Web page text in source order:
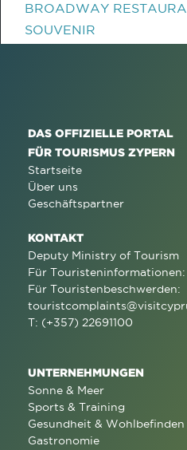
BROADWAY
SOUVENIR
DAS OFFIZIELLE PORTAL
FÜR TOURISMUS ZYPERN
Startseite
Über uns
Geschäftspartner
KONTAKT
Deputy Ministry of Tourism
Für Touristeninformationen:
Für Touristenbeschwerden:
T: (+357) 22691100
UNTERNEHMUNGEN
Sonne & Meer
Sports & Training
Gesundheit & Wohlbefinden
Gastronomie